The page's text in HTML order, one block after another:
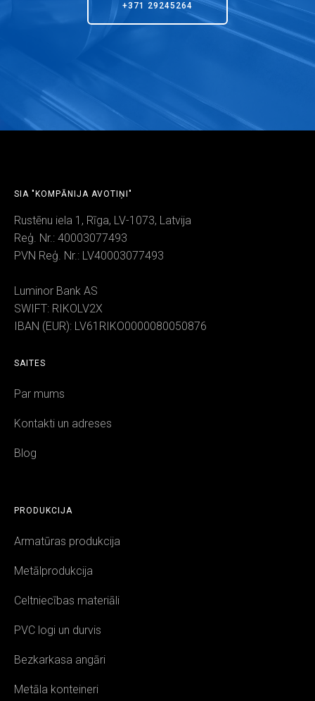
+371 29245264
SIA "KOMPĀNIJA AVOTIŅI"
Rustēnu iela 1, Rīga, LV-1073, Latvija
Reģ. Nr.: 40003077493
PVN Reģ. Nr.: LV40003077493
Luminor Bank AS
SWIFT: RIKOLV2X
IBAN (EUR): LV61RIKO0000080050876
SAITES
Par mums
Kontakti un adreses
Blog
PRODUKCIJA
Armatūras produkcija
Metālprodukcija
Celtniecības materiāli
PVC logi un durvis
Bezkarkasa angāri
Metāla konteineri